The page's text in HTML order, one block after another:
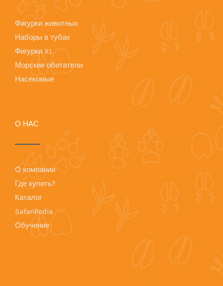
Фигурки животных
Наборы в тубах
Фигурки XL
Морские обитатели
Насекомые
О НАС
О компании
Где купить?
Каталог
SafariPedia
Обучение